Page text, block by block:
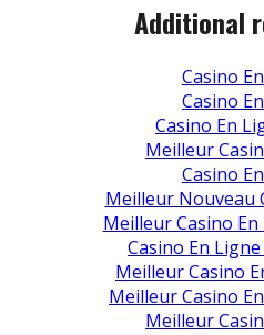
Additional
Casino
Casino
Casino En
Meilleur
Casino
Meilleur Nouveau
Meilleur Casino En
Casino En
Meilleur Casino
Meilleur Casino
Meilleur